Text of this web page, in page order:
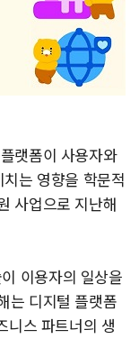
랫폼이 사용자와
는 영향을 학문적
사업으로 지난해
이용자의 일상을
는 디지털 플랫폼
니스 파트너의 생